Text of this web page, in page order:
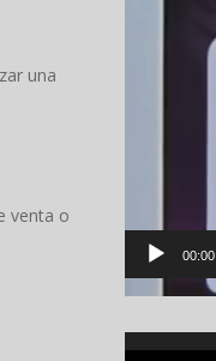
una
venta o
00:00